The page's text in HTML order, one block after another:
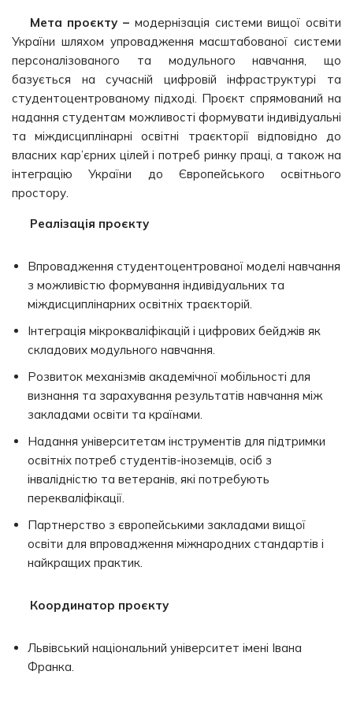
Мета проєкту – модернізація системи вищої освіти
України шляхом упровадження масштабованої системи
персоналізованого та модульного навчання, що
базується на сучасній цифровій інфраструктурі та
студентоцентрованому підході. Проєкт спрямований на
надання студентам можливості формувати індивідуальні
та міждисциплінарні освітні траєкторії відповідно до
власних кар’єрних цілей і потреб ринку праці, а також на
інтеграцію України до Європейського освітнього
простору.
Реалізація проєкту
Впровадження студентоцентрованої моделі навчання
з можливістю формування індивідуальних та
міждисциплінарних освітніх траєкторій.
Інтеграція мікрокваліфікацій і цифрових бейджів як
складових модульного навчання.
Розвиток механізмів академічної мобільності для
визнання та зарахування результатів навчання між
закладами освіти та країнами.
Надання університетам інструментів для підтримки
освітніх потреб студентів-іноземців, осіб з
інвалідністю та ветеранів, які потребують
перекваліфікації.
Партнерство з європейськими закладами вищої
освіти для впровадження міжнародних стандартів і
найкращих практик.
Координатор проєкту
Львівський національний університет імені Івана
Франка.